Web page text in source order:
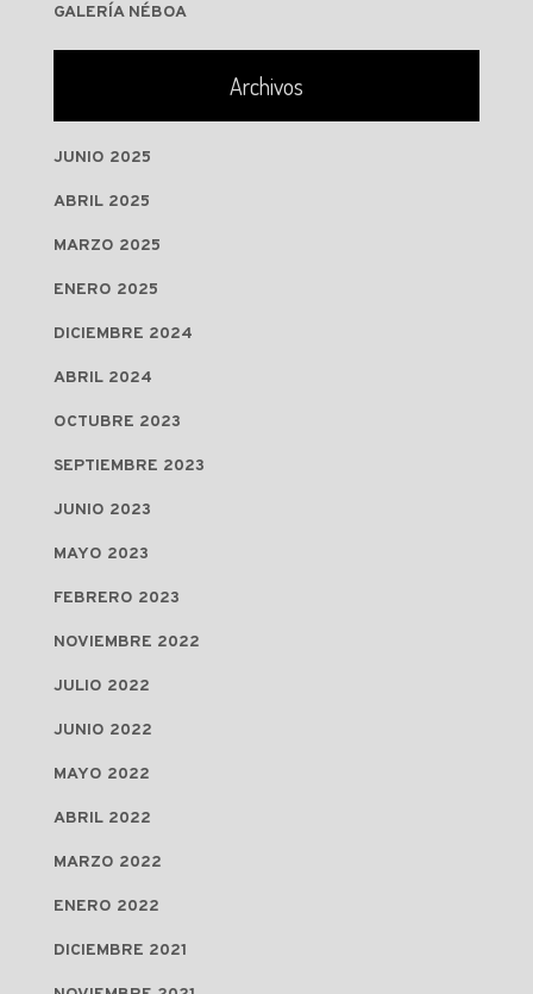
GALERÍA NÉBOA
Archivos
JUNIO 2025
ABRIL 2025
MARZO 2025
ENERO 2025
DICIEMBRE 2024
ABRIL 2024
OCTUBRE 2023
SEPTIEMBRE 2023
JUNIO 2023
MAYO 2023
FEBRERO 2023
NOVIEMBRE 2022
JULIO 2022
JUNIO 2022
MAYO 2022
ABRIL 2022
MARZO 2022
ENERO 2022
DICIEMBRE 2021